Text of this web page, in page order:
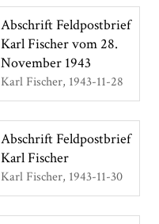
Abschrift Feldpostbrief
Karl Fischer vom 28.
November 1943
Karl Fischer 1943-11-28
Abschrift Feldpostbrief
Karl Fischer
Karl Fischer 1943-11-30